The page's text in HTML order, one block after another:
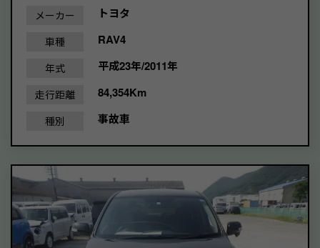
メーカー トヨタ
車種 RAV4
年式 平成23年/2011年
走行距離 84,354Km
種別 事故車